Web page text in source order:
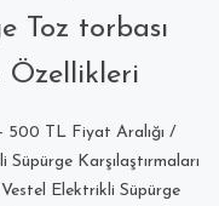
Toz torbası
Özellikleri
500 TL Fiyat Aralığı /
Süpürge Karşılaştırmaları
Vestel Elektrikli Süpürge